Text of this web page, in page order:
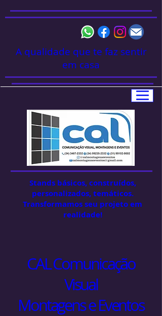
Stands básicos, construídos,
personalizados, temáticos.
Transformamos seu projeto em
realidade!
CAL Comunicação
Visual
Montagens e Eventos
A qualidade que te faz sentir
em casa